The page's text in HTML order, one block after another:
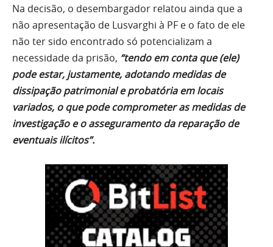
Na decisão, o desembargador relatou ainda que a
não apresentação de Lusvarghi à PF e o fato de ele
não ter sido encontrado só potencializam a
necessidade da prisão, “tendo em conta que (ele)
pode estar, justamente, adotando medidas de
dissipação patrimonial e probatória em locais
variados, o que pode comprometer as medidas de
investigação e o asseguramento da reparação de
eventuais ilícitos”.